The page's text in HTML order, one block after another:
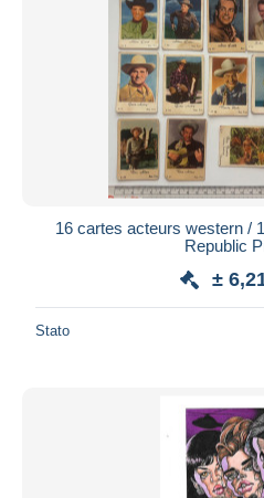
16 cartes acteurs western /
Republic
±
Stato